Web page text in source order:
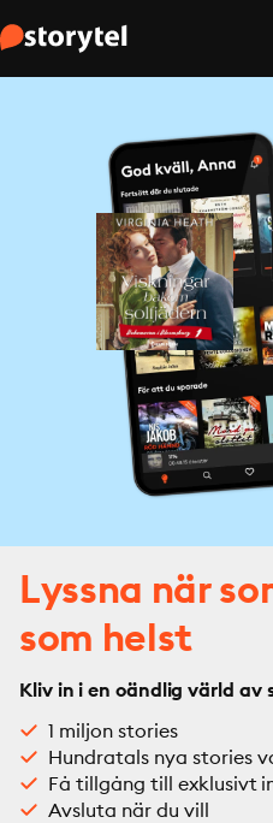
Lyssna när
som helst
Kliv in i en oändlig värld av
1 miljon stories
Hundratals nya stories
Få tillgång till exklusivt
Avsluta när du vill